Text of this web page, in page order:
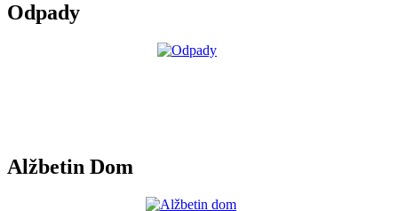
Odpady
Alžbetin Dom